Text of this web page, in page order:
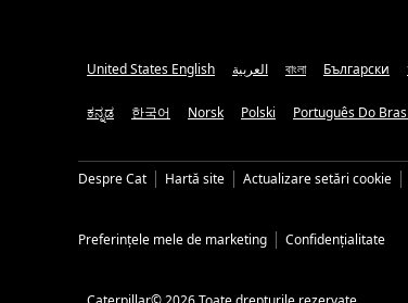
United States English العربية বাংলা Български
ಕನ್ನಡ 한국어 Norsk Polski Português Do
Despre Cat Hartă site Actualizare setări cookie
Preferințele mele de marketing Confidențialitate